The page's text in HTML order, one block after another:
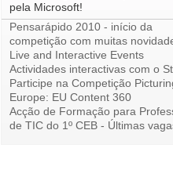
pela Microsoft!
Pensarápido 2010 - início da
competição com muitas
Live and Interactive Events
Actividades interactivas com o
Participe na Competição
Europe: EU Content 360
Acção de Formação para
de TIC do 1º CEB - Últimas